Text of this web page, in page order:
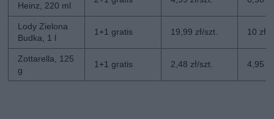
Heinz, 220 ml
Lody Zielona
Budka, 1 l
1+1 gratis 19,99 zł/szt. 10 zł/
Zottarella, 125
g
1+1 gratis 2,48 zł/szt. 4,95